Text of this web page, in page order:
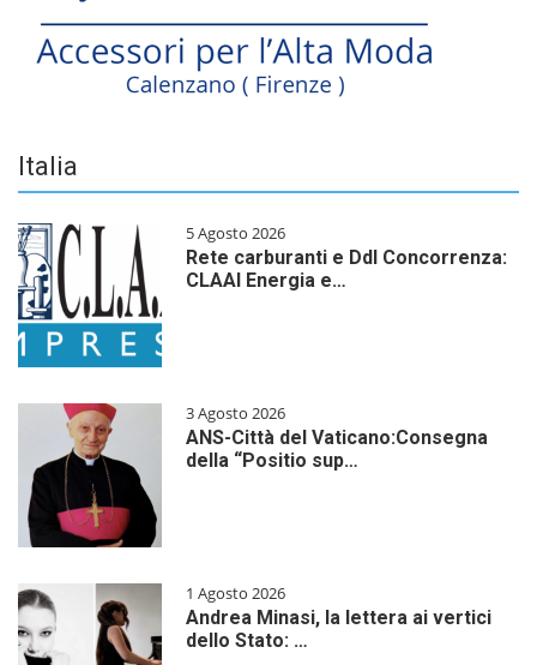
Italia
5 Agosto 2026
Rete carburanti e Ddl Concorrenza:
CLAAI Energia e…
3 Agosto 2026
ANS-Città del Vaticano:Consegna
della “Positio sup…
1 Agosto 2026
Andrea Minasi, la lettera ai vertici
dello Stato: …